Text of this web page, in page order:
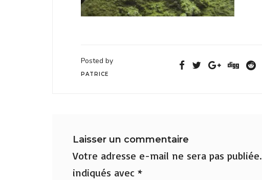
Posted by
PATRICE
Laisser un commentaire
Votre adresse e-mail ne sera pas publiée.
indiqués avec *